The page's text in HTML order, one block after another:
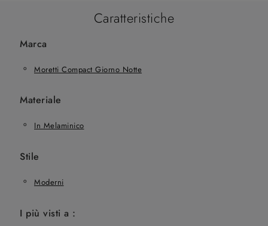
Caratteristiche
Marca
Moretti Compact Giorno Notte
Materiale
In Melaminico
Stile
Moderni
I più visti a :